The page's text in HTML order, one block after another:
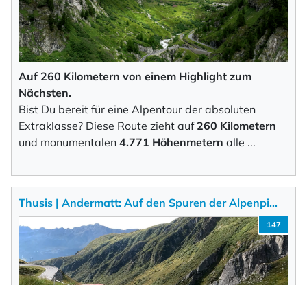
Auf 260 Kilometern von einem Highlight zum
Nächsten.
Bist Du bereit für eine Alpentour der absoluten
Extraklasse? Diese Route zieht auf 260 Kilometern
und monumentalen 4.771 Höhenmetern alle ...
Thusis | Andermatt: Auf den Spuren der Alpenpi…
147
den ich jederzeit mit dem Link im Newsletter
selbst abbestellen kann.
Mit der Eintragung für den Newsletter bestätigen Sie die Verarbeitung
Ihrer Daten gemäß derDatenschutzerklärungdurch KlickTipp.
Newsletter abonnieren